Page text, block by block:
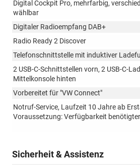
Digital Cockpit Pro, mehrfarbig,
wählbar
Digitaler Radioempfang DAB+
Radio Ready 2 Discover
Telefonschnittstelle mit induktiver
2 USB-C-Schnittstellen vorn, 2 USB-C-
Mittelkonsole hinten
Vorbereitet für "VW Connect"
Notruf-Service, Laufzeit 10 Jahre ab
Voraussetzung: Verfügbarkeit
Sicherheit & Assistenz